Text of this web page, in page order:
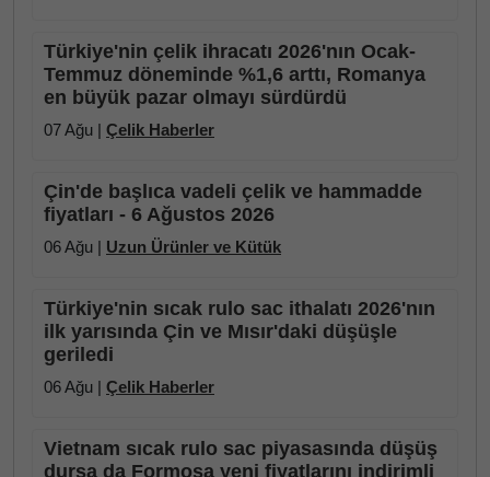
Türkiye'nin çelik ihracatı 2026'nın Ocak-
Temmuz döneminde %1,6 arttı, Romanya
en büyük pazar olmayı sürdürdü
07 Ağu | Çelik Haberler
Çin'de başlıca vadeli çelik ve hammadde
fiyatları - 6 Ağustos 2026
06 Ağu | Uzun Ürünler ve Kütük
Türkiye'nin sıcak rulo sac ithalatı 2026'nın
ilk yarısında Çin ve Mısır'daki düşüşle
geriledi
06 Ağu | Çelik Haberler
Vietnam sıcak rulo sac piyasasında düşüş
dursa da Formosa yeni fiyatlarını indirimli